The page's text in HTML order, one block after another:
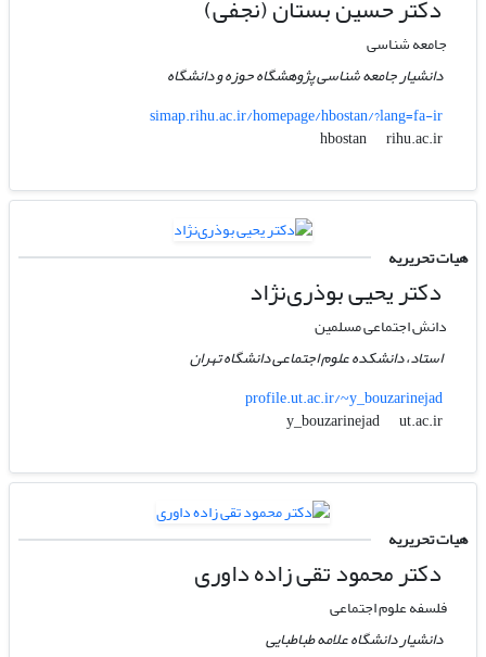
دکتر حسین بستان (نجفی)
جامعه شناسی
دانشیار جامعه شناسی پژوهشگاه حوزه و دانشگاه
simap.rihu.ac.ir/homepage/hbostan/?lang=fa-ir
hbostan
rihu.ac.ir
هیات تحریریه
دکتر یحیی بوذری‌نژاد
دانش اجتماعی مسلمین
استاد، دانشکده علوم اجتماعی دانشگاه تهران
profile.ut.ac.ir/~y_bouzarinejad
y_bouzarinejad
ut.ac.ir
هیات تحریریه
دکتر محمود تقی زاده داوری
فلسفه علوم اجتماعی
دانشیار دانشگاه علامه طباطبایی